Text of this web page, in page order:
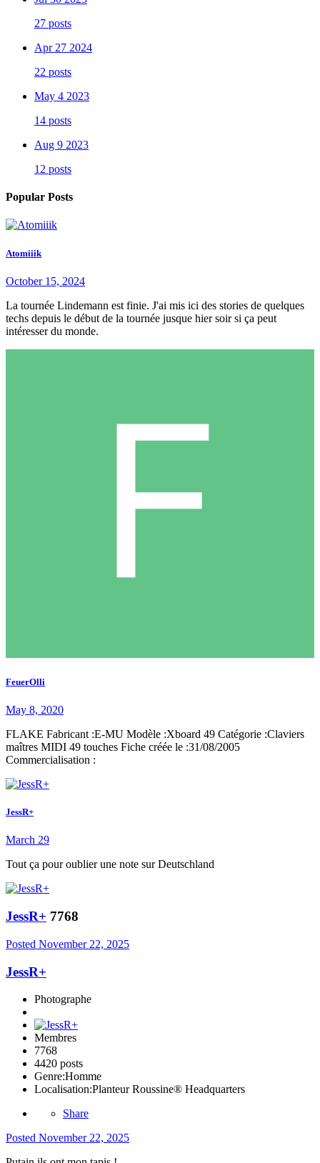
27 posts
Apr 27 2024
22 posts
May 4 2023
14 posts
Aug 9 2023
12 posts
Popular Posts
Atomiiik
October 15, 2024
La tournée Lindemann est finie. J'ai mis ici des stories de quelques
techs depuis le début de la tournée jusque hier soir si ça peut
intéresser du monde.
FeuerOlli
May 8, 2020
FLAKE Fabricant :E-MU Modèle :Xboard 49 Catégorie :Claviers
maîtres MIDI 49 touches Fiche créée le :31/08/2005
Commercialisation :
JessR+
March 29
Tout ça pour oublier une note sur Deutschland
JessR+ 7768
Posted November 22, 2025
JessR+
Photographe
Membres
7768
4420 posts
Genre:Homme
Localisation:Planteur Roussine® Headquarters
Share
Posted November 22, 2025